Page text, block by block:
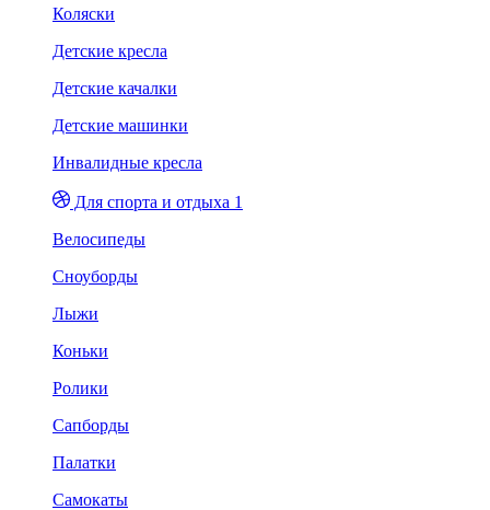
Коляски
Детские кресла
Детские качалки
Детские машинки
Инвалидные кресла
Для спорта и отдыха 1
Велосипеды
Сноуборды
Лыжи
Коньки
Ролики
Сапборды
Палатки
Самокаты